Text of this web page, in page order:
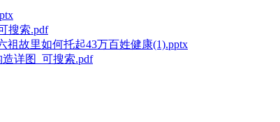
搜索.pdf
故里如何托起43万百姓健康(1).pptx
详图_可搜索.pdf